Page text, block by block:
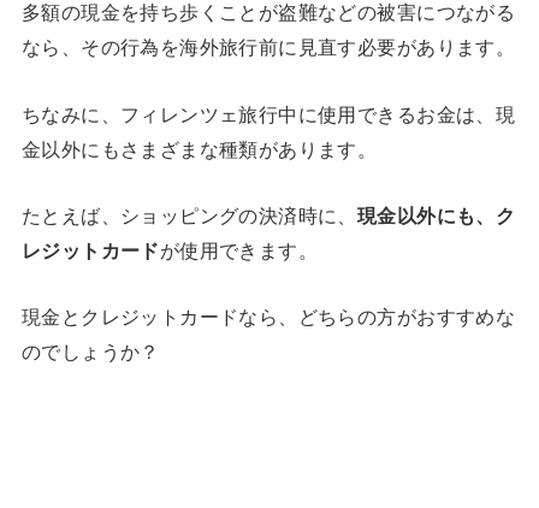
多額の現金を持ち歩くことが盗難などの被害につながる
なら、その行為を海外旅行前に見直す必要があります。
ちなみに、フィレンツェ旅行中に使用できるお金は、現
金以外にもさまざまな種類があります。
たとえば、ショッピングの決済時に、 現金以外にも、ク
レジットカードが使用できます。
現金とクレジットカードなら、どちらの方がおすすめな
のでしょうか？